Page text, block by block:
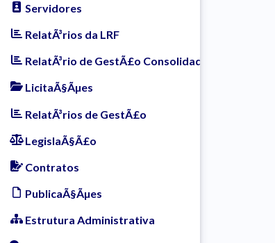
Servidores
RelatÃ³rios da LRF
RelatÃ³rio de GestÃ£o Consolidada
LicitaÃ§Ãµes
RelatÃ³rios de GestÃ£o
LegislaÃ§Ã£o
Contratos
PublicaÃ§Ãµes
Estrutura Administrativa